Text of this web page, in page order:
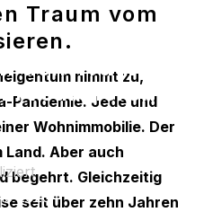
den Traum
realisieren.
2025
Traum vom
nimmt zu,
Pandemie. Jede und
Wohnimmobilie. Der
Land. Aber auch
begehrt. Gleichzeitig
seit über zehn Jahren